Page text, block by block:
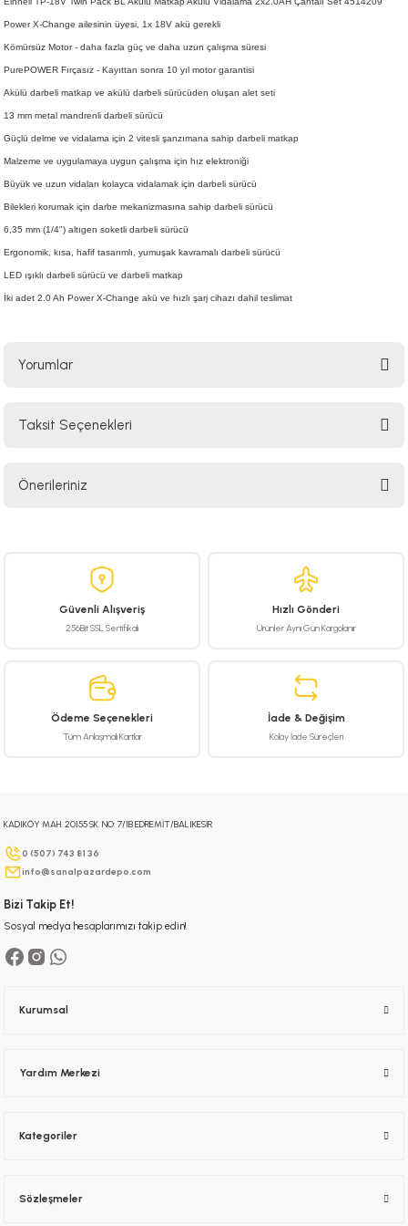
Power X-Change ailesinin üyesi, 1x 18V akü gerekli
Kömürsüz Motor - daha fazla güç ve daha uzun çalışma süresi
PurePOWER Fırçasız - Kayıttan sonra 10 yıl motor garantisi
Akülü darbeli matkap ve akülü darbeli sürücüden oluşan alet seti
13 mm metal mandrenli darbeli sürücü
Güçlü delme ve vidalama için 2 vitesli şanzımana sahip darbeli matkap
Malzeme ve uygulamaya uygun çalışma için hız elektroniği
Büyük ve uzun vidaları kolayca vidalamak için darbeli sürücü
Bilekleri korumak için darbe mekanizmasına sahip darbeli sürücü
6,35 mm (1/4") altıgen soketli darbeli sürücü
Ergonomik, kısa, hafif tasarımlı, yumuşak kavramalı darbeli sürücü
LED ışıklı darbeli sürücü ve darbeli matkap
İki adet 2.0 Ah Power X-Change akü ve hızlı şarj cihazı dahil teslimat
Yorumlar
Bu ürüne ilk yorumu siz yapın!
Taksit Seçenekleri
Önerileriniz
Görüş ve önerileriniz için teşekkür ederiz.
Ürün resmi kalitesiz, bozuk veya görüntülenemiyor.
Ürün bilgilerinde hatalar bulunuyor.
Ürün fiyatı diğer sitelerden daha pahalı.
Bu ürüne benzer farklı alternatifler olmalı.
Güvenli Alışveriş
256Bit SSL Sertifikalı
Hızlı Gönderi
Ürünler Aynı Gün Kargolanır
Ödeme Seçenekleri
Tüm Anlaşmalı Kartlar
İade & Değişim
Kolay İade Süreçleri
KADIKÖY MAH. 20155 SK. NO: 7/1B EDREMİT/BALIKESİR
0 (507) 743 81 36
info@sanalpazardepo.com
Bizi Takip Et!
Sosyal medya hesaplarımızı takip edin!
Kurumsal
Yardım Merkezi
Kategoriler
Sözleşmeler